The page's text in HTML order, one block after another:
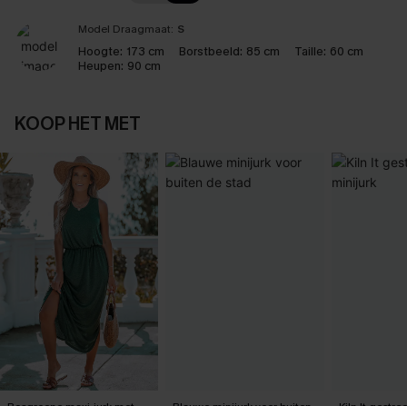
Model Draagmaat: S
Hoogte: 173 cm Borstbeeld: 85 cm Taille: 60 cm
Heupen: 90 cm
KOOP HET MET